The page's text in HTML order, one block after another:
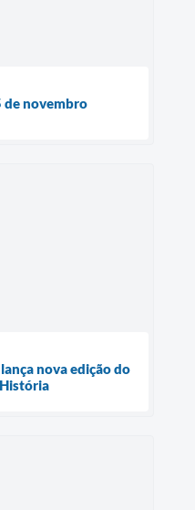
de novembro
nova edição do